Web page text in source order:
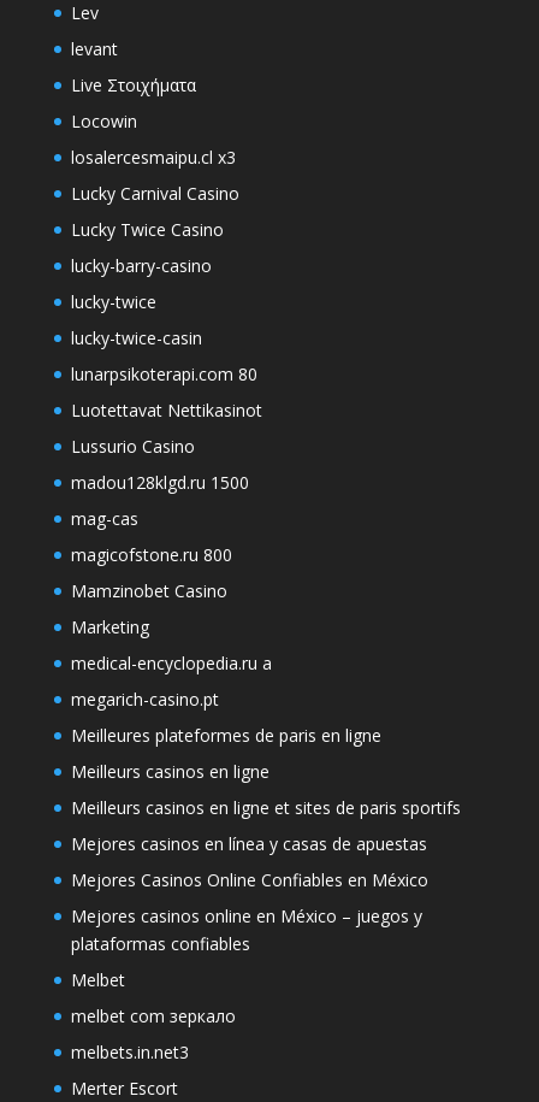
Lev
levant
Live Στοιχήματα
Locowin
losalercesmaipu.cl x3
Lucky Carnival Casino
Lucky Twice Casino
lucky-barry-casino
lucky-twice
lucky-twice-casin
lunarpsikoterapi.com 80
Luotettavat Nettikasinot
Lussurio Casino
madou128klgd.ru 1500
mag-cas
magicofstone.ru 800
Mamzinobet Casino
Marketing
medical-encyclopedia.ru a
megarich-casino.pt
Meilleures plateformes de paris en ligne
Meilleurs casinos en ligne
Meilleurs casinos en ligne et sites de paris sportifs
Mejores casinos en línea y casas de apuestas
Mejores Casinos Online Confiables en México
Mejores casinos online en México – juegos y
plataformas confiables
Melbet
melbet com зеркало
melbets.in.net3
Merter Escort